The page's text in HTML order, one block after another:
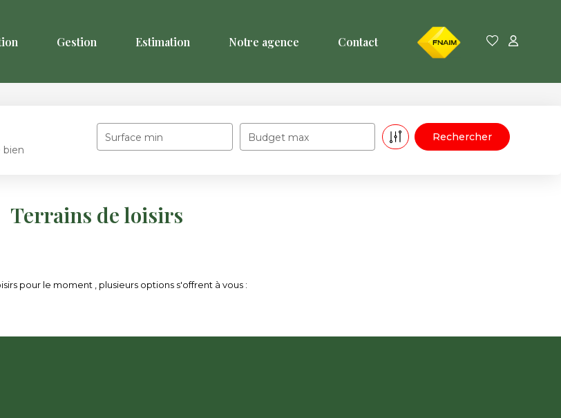
Gestion Estimation Notre agence Contact
bien
Surface min Budget max
Terrains de loisirs
pour le moment , plusieurs options s'offrent à vous :